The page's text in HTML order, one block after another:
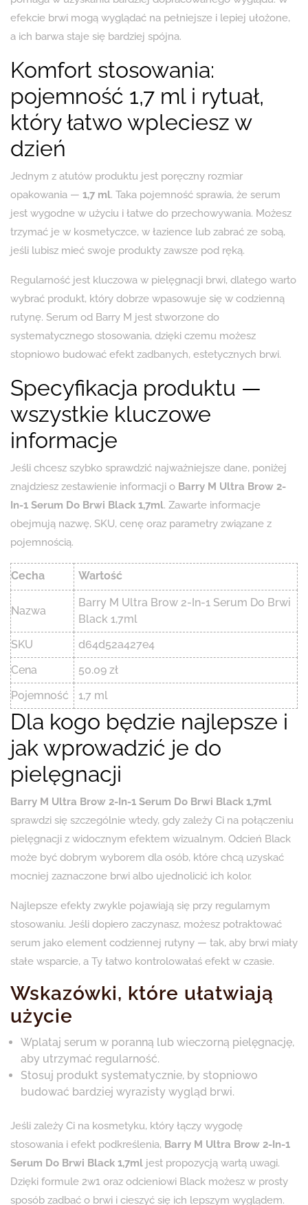
efekcie brwi mogą wyglądać na pełniejsze i lepiej ułożone,
a ich barwa staje się bardziej spójna.
Komfort stosowania:
pojemność 1,7 ml i rytuał,
który łatwo wpleciesz w
dzień
Jednym z atutów produktu jest poręczny rozmiar
opakowania — 1,7 ml. Taka pojemność sprawia, że serum
jest wygodne w użyciu i łatwe do przechowywania. Możesz
trzymać je w kosmetyczce, w łazience lub zabrać ze sobą,
jeśli lubisz mieć swoje produkty zawsze pod ręką.
Regularność jest kluczowa w pielęgnacji brwi, dlatego warto
wybrać produkt, który dobrze wpasowuje się w codzienną
rutynę. Serum od Barry M jest stworzone do
systematycznego stosowania, dzięki czemu możesz
stopniowo budować efekt zadbanych, estetycznych brwi.
Specyfikacja produktu —
wszystkie kluczowe
informacje
Jeśli chcesz szybko sprawdzić najważniejsze dane, poniżej
znajdziesz zestawienie informacji o Barry M Ultra Brow 2-
In-1 Serum Do Brwi Black 1,7ml. Zawarte informacje
obejmują nazwę, SKU, cenę oraz parametry związane z
pojemnością.
Cecha Wartość
Nazwa
Barry M Ultra Brow 2-In-1 Serum Do Brwi
Black 1,7ml
SKU
d64d52a427e4
Cena
50.09 zł
Pojemność
1,7 ml
Dla kogo będzie najlepsze i
jak wprowadzić je do
pielęgnacji
Barry M Ultra Brow 2-In-1 Serum Do Brwi Black 1,7ml
sprawdzi się szczególnie wtedy, gdy zależy Ci na połączeniu
pielęgnacji z widocznym efektem wizualnym. Odcień Black
może być dobrym wyborem dla osób, które chcą uzyskać
mocniej zaznaczone brwi albo ujednolicić ich kolor.
Najlepsze efekty zwykle pojawiają się przy regularnym
stosowaniu. Jeśli dopiero zaczynasz, możesz potraktować
serum jako element codziennej rutyny — tak, aby brwi miały
stałe wsparcie, a Ty łatwo kontrolowałaś efekt w czasie.
Wskazówki, które ułatwiają
użycie
Wplataj serum w poranną lub wieczorną pielęgnację,
aby utrzymać regularność.
Stosuj produkt systematycznie, by stopniowo
budować bardziej wyrazisty wygląd brwi.
Jeśli zależy Ci na kosmetyku, który łączy wygodę
stosowania i efekt podkreślenia, Barry M Ultra Brow 2-In-1
Serum Do Brwi Black 1,7ml jest propozycją wartą uwagi.
Dzięki formule 2w1 oraz odcieniowi Black możesz w prosty
sposób zadbać o brwi i cieszyć się ich lepszym wyglądem.